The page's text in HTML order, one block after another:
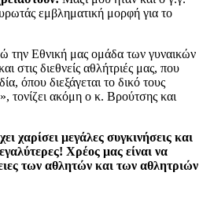
εμβληματική μορφή για το
την Εθνική μας ομάδα των γυναικών
στις διεθνείς αθλήτριές μας, που
όπου διεξάγεται το δικό τους
ακόμη ο κ. Βρούτσης και
χαρίσει μεγάλες συγκινήσεις και
Χρέος μας είναι να
των αθλητών και των αθλητριών